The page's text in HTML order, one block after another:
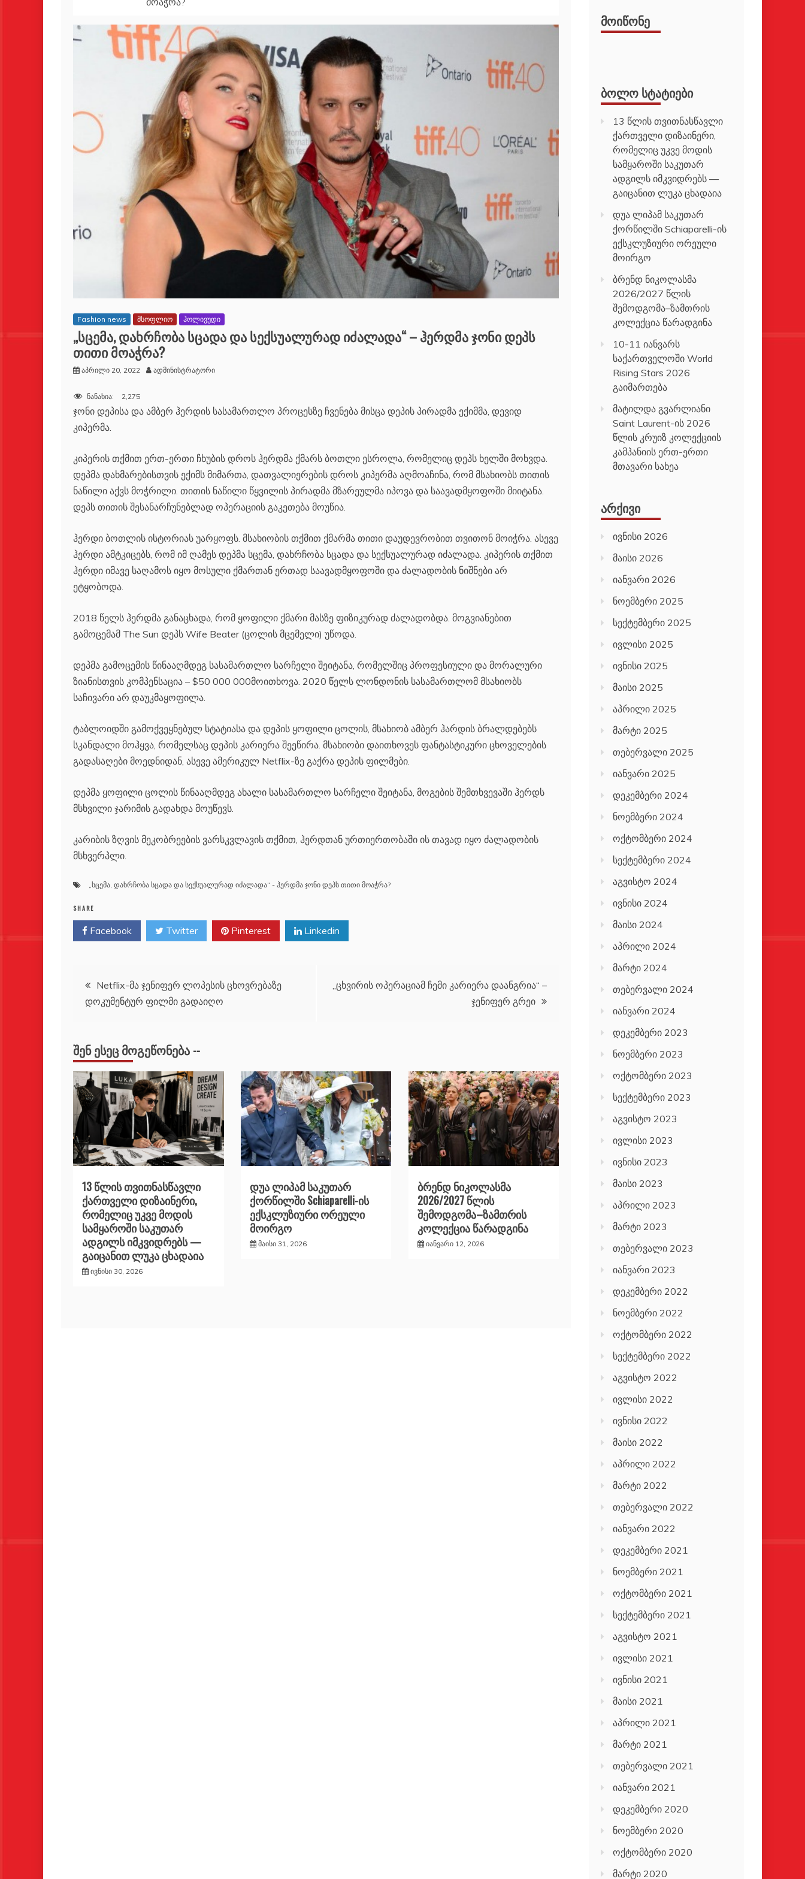
Fashion news მსოფლიო ჰოლივუდი
„სცემა, დახრჩობა სცადა და სექსუალურად იძალადა“ – ჰერდმა ჯონი დეპს
თითი მოაჭრა?
აპრილი 20, 2022 ადმინისტრატორი
ნანახია: 2,275
ჯონი დეპისა და ამბერ ჰერდის სასამართლო პროცესზე ჩვენება მისცა დეპის პირადმა ექიმმა, დევიდ
კიპერმა.
კიპერის თქმით ერთ-ერთი ჩხუბის დროს ჰერდმა ქმარს ბოთლი ესროლა, რომელიც დეპს ხელში მოხვდა.
დეპმა დახმარებისთვის ექიმს მიმართა, დათვალიერების დროს კიპერმა აღმოაჩინა, რომ მსახიობს თითის
ნაწილი აქვს მოჭრილი. თითის ნაწილი წყვილის პირადმა მზარეულმა იპოვა და საავადმყოფოში მიიტანა.
დეპს თითის შესანარჩუნებლად ოპერაციის გაკეთება მოუწია.
ჰერდი ბოთლის ისტორიას უარყოფს. მსახიობის თქმით ქმარმა თითი დაუდევრობით თვითონ მოიჭრა. ასევე
ჰერდი ამტკიცებს, რომ იმ ღამეს დეპმა სცემა, დახრჩობა სცადა და სექსუალურად იძალადა. კიპერის თქმით
ჰერდი იმავე საღამოს იყო მოსული ქმართან ერთად საავადმყოფოში და ძალადობის ნიშნები არ
ეტყობოდა.
2018 წელს ჰერდმა განაცხადა, რომ ყოფილი ქმარი მასზე ფიზიკურად ძალადობდა. მოგვიანებით
გამოცემამ The Sun დეპს Wife Beater (ცოლის მცემელი) უწოდა.
დეპმა გამოცემის წინააღმდეგ სასამართლო სარჩელი შეიტანა, რომელშიც პროფესიული და მორალური
ზიანისთვის კომპენსაცია – $50 000 000მოითხოვა. 2020 წელს ლონდონის სასამართლომ მსახიობს
საჩივარი არ დაუკმაყოფილა.
ტაბლოიდში გამოქვეყნებულ სტატიასა და დეპის ყოფილი ცოლის, მსახიობ ამბერ ჰარდის ბრალდებებს
სკანდალი მოჰყვა, რომელსაც დეპის კარიერა შეეწირა. მსახიობი დაითხოვეს ფანტასტიკური ცხოველების
გადასაღები მოედნიდან, ასევე ამერიკულ Netflix-ზე გაქრა დეპის ფილმები.
დეპმა ყოფილი ცოლის წინააღმდეგ ახალი სასამართლო სარჩელი შეიტანა, მოგების შემთხვევაში ჰერდს
მსხვილი ჯარიმის გადახდა მოუწევს.
კარიბის ზღვის მეკობრეების ვარსკვლავის თქმით, ჰერდთან ურთიერთობაში ის თავად იყო ძალადობის
მსხვერპლი.
„სცემა დახრჩობა სცადა და სექსუალურად იძალადა“ - ჰერდმა ჯონი დეპს თითი მოაჭრა?
SHARE
Facebook Twitter Pinterest Linkedin
პოსტის
ნავიგაცია
Netflix-მა ჯენიფერ ლოპესის ცხოვრებაზე
დოკუმენტურ ფილმი გადაიღო
„ცხვირის ოპერაციამ ჩემი კარიერა დაანგრია“ –
ჯენიფერ გრეი
ᲨᲔᲜ ᲔᲡᲔᲪ ᲛᲝᲒᲔᲬᲝᲜᲔᲑᲐ --
13 წლის თვითნასწავლი
ქართველი დიზაინერი,
რომელიც უკვე მოდის
სამყაროში საკუთარ
ადგილს იმკვიდრებს —
გაიცანით ლუკა ცხადაია
ივნისი 30, 2026
დუა ლიპამ საკუთარ
ქორწილში Schiaparelli-ის
ექსკლუზიური ორეული
მოირგო
მაისი 31, 2026
ბრენდ ნიკოლასმა
2026/2027 წლის
შემოდგომა–ზამთრის
კოლექცია წარადგინა
იანვარი 12, 2026
ᲛᲝᲘᲬᲝᲜᲔ
ᲑᲝᲚᲝ ᲡᲢᲐᲢᲘᲔᲑᲘ
13 წლის თვითნასწავლი
ქართველი დიზაინერი,
რომელიც უკვე მოდის
სამყაროში საკუთარ
ადგილს იმკვიდრებს —
გაიცანით ლუკა ცხადაია
დუა ლიპამ საკუთარ
ქორწილში Schiaparelli-ის
ექსკლუზიური ორეული
მოირგო
ბრენდ ნიკოლასმა
2026/2027 წლის
შემოდგომა–ზამთრის
კოლექცია წარადგინა
10-11 იანვარს
საქართველოში World
Rising Stars 2026
გაიმართება
მატილდა გვარლიანი
Saint Laurent-ის 2026
წლის კრუიზ კოლექციის
კამპანიის ერთ-ერთი
მთავარი სახეა
ᲐᲠᲥᲘᲕᲘ
ივნისი 2026
მაისი 2026
იანვარი 2026
ნოემბერი 2025
სექტემბერი 2025
ივლისი 2025
ივნისი 2025
მაისი 2025
აპრილი 2025
მარტი 2025
თებერვალი 2025
იანვარი 2025
დეკემბერი 2024
ნოემბერი 2024
ოქტომბერი 2024
სექტემბერი 2024
აგვისტო 2024
ივნისი 2024
მაისი 2024
აპრილი 2024
მარტი 2024
თებერვალი 2024
იანვარი 2024
დეკემბერი 2023
ნოემბერი 2023
ოქტომბერი 2023
სექტემბერი 2023
აგვისტო 2023
ივლისი 2023
ივნისი 2023
მაისი 2023
აპრილი 2023
მარტი 2023
თებერვალი 2023
იანვარი 2023
დეკემბერი 2022
ნოემბერი 2022
ოქტომბერი 2022
სექტემბერი 2022
აგვისტო 2022
ივლისი 2022
ივნისი 2022
მაისი 2022
აპრილი 2022
მარტი 2022
თებერვალი 2022
იანვარი 2022
დეკემბერი 2021
ნოემბერი 2021
ოქტომბერი 2021
სექტემბერი 2021
აგვისტო 2021
ივლისი 2021
ივნისი 2021
მაისი 2021
აპრილი 2021
მარტი 2021
თებერვალი 2021
იანვარი 2021
დეკემბერი 2020
ნოემბერი 2020
ოქტომბერი 2020
მარტი 2020